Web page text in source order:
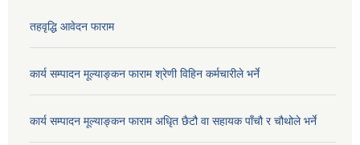
तहवृद्धि आवेदन फाराम
कार्य सम्पादन मूल्याङ्कन फाराम श्रेणी विहिन कर्मचारीले भर्ने
कार्य सम्पादन मूल्याङ्कन फाराम अधिृत छैटौ वा सहायक पाँचौ र चौथोले भर्ने